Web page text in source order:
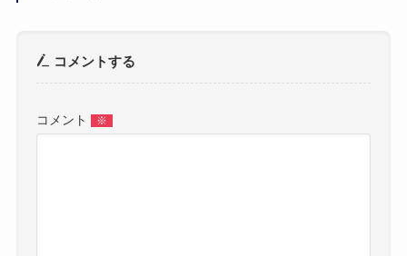
コメントする
コメント ※